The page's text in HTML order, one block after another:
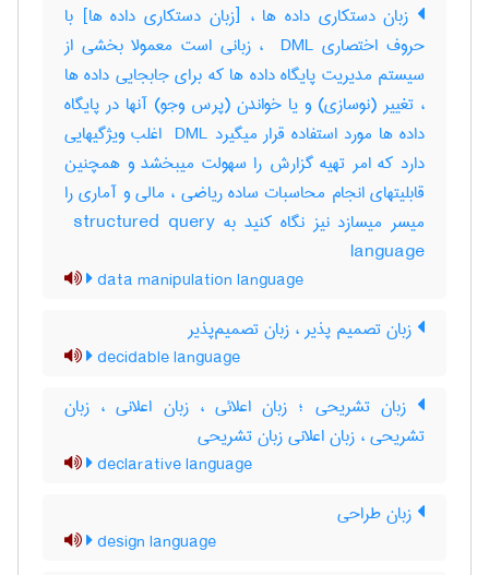
زبان دستکاری داده ها ، [زبان دستکاری داده ها] با
حروف اختصاری ‎ DML ، زبانی است معمولا بخشی از
سیستم مدیریت پایگاه داده ها که برای جابجایی داده ها
، تغییر (نوسازی) و یا خواندن (پرس وجو) آنها در پایگاه
داده ها مورد استفاده قرار میگیرد ‎ DML اغلب ویژگیهایی
دارد که امر تهیه گزارش را سهولت میبخشد و همچنین
قابلیتهای انجام محاسبات ساده ریاضی ، مالی و آماری را
میسر میسازد نیز نگاه کنید به ‎ structured query
language
data manipulation language
زبان تصمیم پذیر ، زبان تصمیم‌پذیر
decidable language
زبان تشریحی ؛ زبان اعلائی ، زبان اعلانی ، زبان
تشریحی ، زبان اعلانی زبان تشریحی
declarative language
زبان طراحی
design language